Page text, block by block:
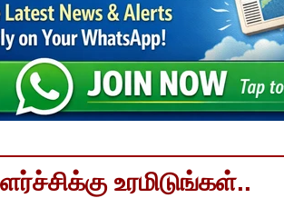
உரமிடுங்கள்..